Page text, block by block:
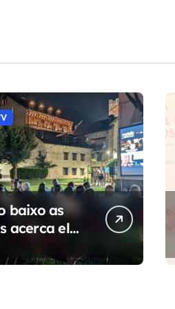
baixo as
acerca el
a 14